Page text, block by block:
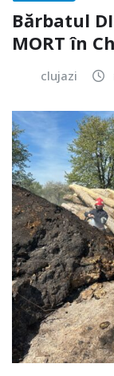
Bărbatul
MORT în
clujazi